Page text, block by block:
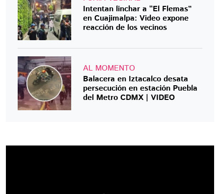
Intentan linchar a “El Flemas”
en Cuajimalpa: Video expone
reacción de los vecinos
AL MOMENTO
Balacera en Iztacalco desata
persecución en estación Puebla
del Metro CDMX | VIDEO